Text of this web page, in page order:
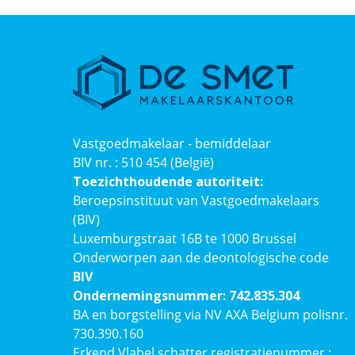
Vastgoedmakelaar - bemiddelaar
BIV nr. : 510 454 (België)
Toezichthoudende autoriteit:
Beroepsinstituut van Vastgoedmakelaars
(BIV)
Luxemburgstraat 16B te 1000 Brussel
Onderworpen aan de deontologische code
BIV
Ondernemingsnummer: 742.835.304
BA en borgstelling via NV AXA Belgium polisnr.
730.390.160